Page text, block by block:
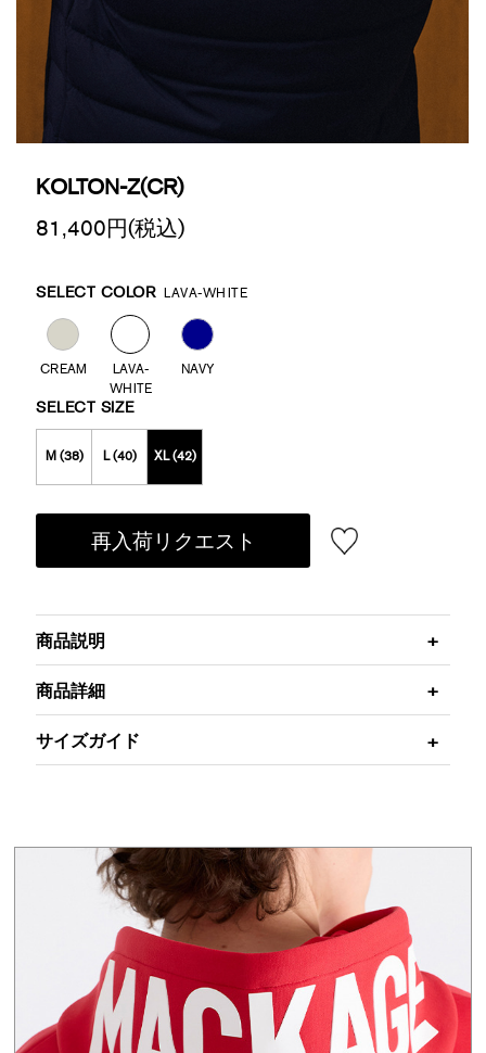
KOLTON-Z(CR)
81,400円(税込)
Variations
SELECT COLOR LAVA-WHITE
CREAM
LAVA-
WHITE
NAVY
SELECT SIZE
M (38) L (40) XL (42)
再入荷リクエスト
商品説明
商品詳細
サイズガイド